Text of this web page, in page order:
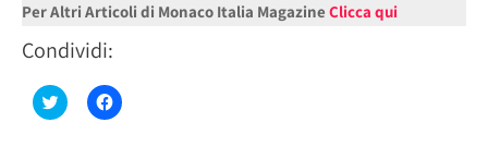
Per Altri Articoli di Monaco Italia Magazine Clicca qui
Condividi:
Fai
clic
Fai
clic